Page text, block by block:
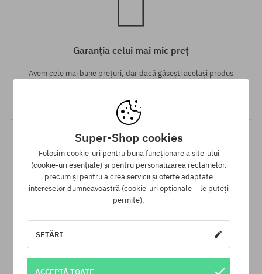
Garanția celui mai mic preț
Avem cele mai bune prețuri, dar dacă găsești același produs
Pentru returnarea produsului ai la dispoziție 30 zile de la data
primirii.
Super-Shop cookies
Folosim cookie-uri pentru buna funcționare a site-ului
(cookie-uri esențiale) și pentru personalizarea reclamelor,
precum și pentru a crea servicii și oferte adaptate
intereselor dumneavoastră (cookie-uri opționale – le puteți
permite).
SETĂRI
ACCEPTĂ TOATE